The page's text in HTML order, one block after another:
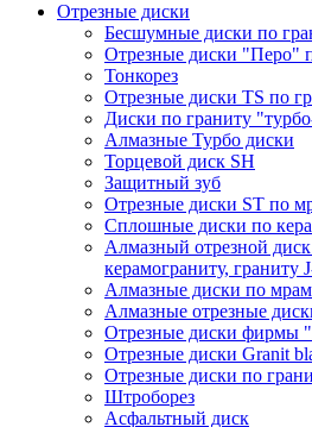
Отрезные диски
Бесшумные диски по
Отрезные диски "Перо"
Тонкорез
Отрезные диски TS по
Диски по граниту
Алмазные Турбо диски
Торцевой диск SH
Защитный зуб
Отрезные диски ST по
Сплошные диски по
Алмазный отрезной
керамограниту, граниту
Алмазные диски по
Алмазные отрезные
Отрезные диски фирмы
Отрезные диски Granit
Отрезные диски по
Штроборез
Асфальтный диск